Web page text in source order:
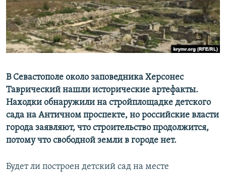
ПОБЕДИТЕЛЕЙ НЕ СУДЯТ?
КРЫМ.НЕПОКОРЕННЫЙ
ELIFBE
ПРИСОЕДИНЯЙТЕСЬ!
Все сайты RFE/RL
В Севастополе около заповедника Херсонес
Таврический нашли исторические артефакты.
Находки обнаружили на стройплощадке детского
сада на Античном проспекте, но российские власти
города заявляют, что строительство продолжится,
потому что свободной земли в городе нет.
Будет ли построен детский сад на месте